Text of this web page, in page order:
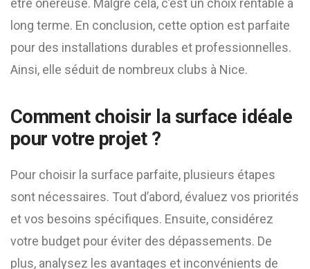
être onéreuse. Malgré cela, c’est un choix rentable à
long terme. En conclusion, cette option est parfaite
pour des installations durables et professionnelles.
Ainsi, elle séduit de nombreux clubs à Nice.
Comment choisir la surface idéale
pour votre projet ?
Pour choisir la surface parfaite, plusieurs étapes
sont nécessaires. Tout d’abord, évaluez vos priorités
et vos besoins spécifiques. Ensuite, considérez
votre budget pour éviter des dépassements. De
plus, analysez les avantages et inconvénients de